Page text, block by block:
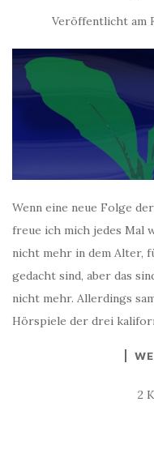
Veröffentlicht am
Wenn eine neue Folge
freue ich mich jedes Mal
nicht mehr in dem Alter,
gedacht sind, aber das
nicht mehr. Allerdings
Hörspiele der drei
2